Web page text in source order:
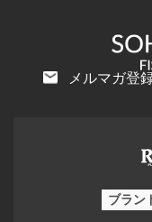
メルマガ登
ブラン